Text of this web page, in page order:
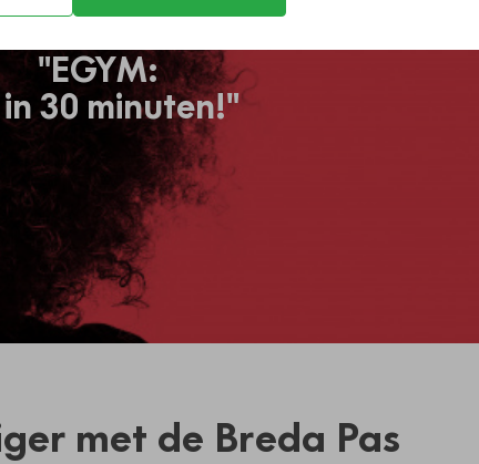
"EGYM:
30 minuten!"
met de Breda Pas